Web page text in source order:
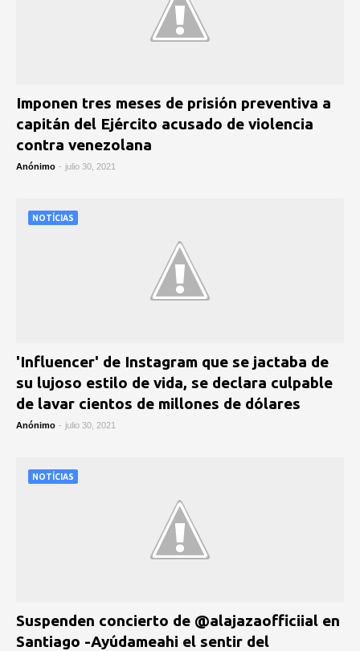
Imponen tres meses de prisión preventiva a
capitán del Ejército acusado de violencia
contra venezolana
Anónimo - julio 30, 2021
NOTÍCIAS
'Influencer' de Instagram que se jactaba de
su lujoso estilo de vida, se declara culpable
de lavar cientos de millones de dólares
Anónimo - julio 30, 2021
NOTÍCIAS
Suspenden concierto de @alajazaofficiial en
Santiago -Ayúdameahi el sentir del